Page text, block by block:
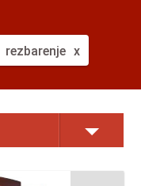
rezbarenje